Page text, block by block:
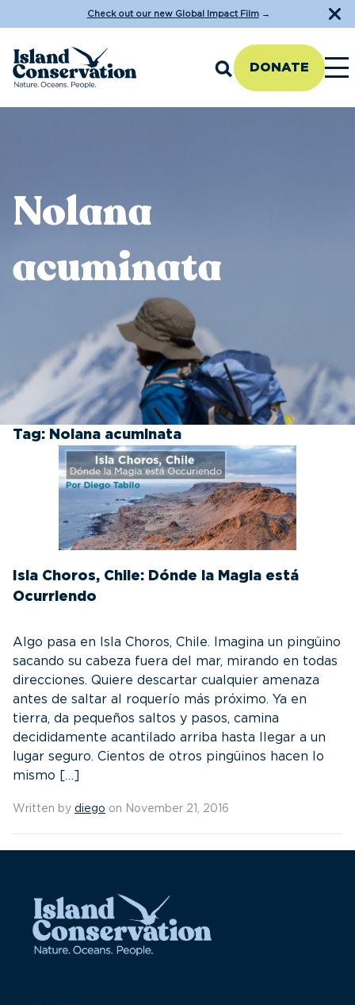
Check out our new Global Impact Film→
DONATE
Nolana
acuminata
Tag: Nolana acuminata
Isla Choros, Chile: Dónde la Magia está
Ocurriendo
Algo pasa en Isla Choros, Chile. Imagina un pingüino
sacando su cabeza fuera del mar, mirando en todas
direcciones. Quiere descartar cualquier amenaza
antes de saltar al roquerío más próximo. Ya en
tierra, da pequeños saltos y pasos, camina
decididamente acantilado arriba hasta llegar a un
lugar seguro. Cientos de otros pingüinos hacen lo
mismo […]
Written by diego on November 21, 2016